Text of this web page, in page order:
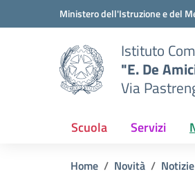
Vai ai contenuti
Vai al menu di navigazioneMinistero dell'Istruzione e del
Istituto
"E. De
Via
Scuola Servizi
Home Novità Notizie